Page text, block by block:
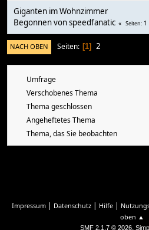
Giganten im Wohnzimmer
Begonnen vonspeedfanatic Seiten 1
NACH OBEN Seiten 1 2
Umfrage
Verschobenes Thema
Thema geschlossen
Angeheftetes Thema
Thema, das Sie beobachten
Impressum | Datenschutz | Hilfe |
oben ▲
SMF 2.1.7 © 2026,